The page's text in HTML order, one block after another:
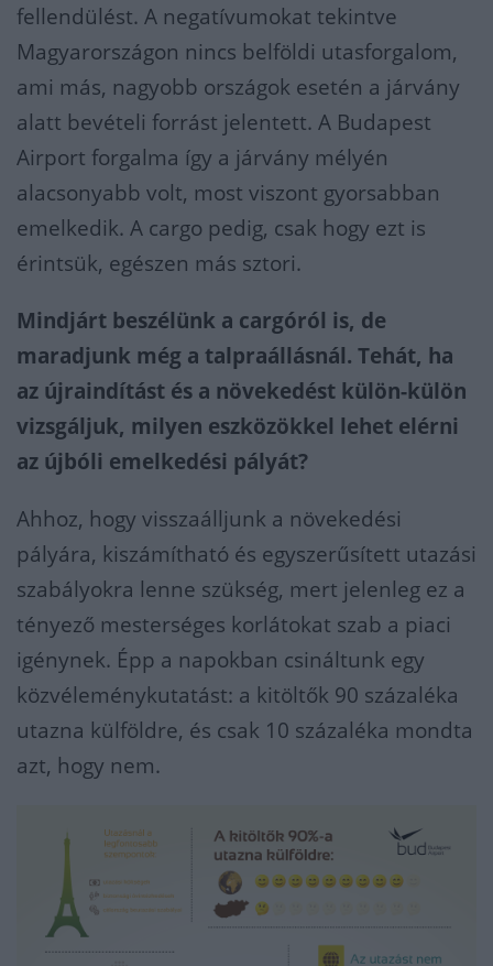
fellendülést. A negatívumokat tekintve
Magyarországon nincs belföldi utasforgalom,
ami más, nagyobb országok esetén a járvány
alatt bevételi forrást jelentett. A Budapest
Airport forgalma így a járvány mélyén
alacsonyabb volt, most viszont gyorsabban
emelkedik. A cargo pedig, csak hogy ezt is
érintsük, egészen más sztori.
Mindjárt beszélünk a cargóról is, de
maradjunk még a talpraállásnál. Tehát, ha
az újraindítást és a növekedést külön-külön
vizsgáljuk, milyen eszközökkel lehet elérni
az újbóli emelkedési pályát?
Ahhoz, hogy visszaálljunk a növekedési
pályára, kiszámítható és egyszerűsített utazási
szabályokra lenne szükség, mert jelenleg ez a
tényező mesterséges korlátokat szab a piaci
igénynek. Épp a napokban csináltunk egy
közvéleménykutatást: a kitöltők 90 százaléka
utazna külföldre, és csak 10 százaléka mondta
azt, hogy nem.